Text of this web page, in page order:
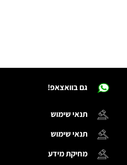
גם בוואצאפ!
תנאי שימוש
תנאי שימוש
מחיקת מידע